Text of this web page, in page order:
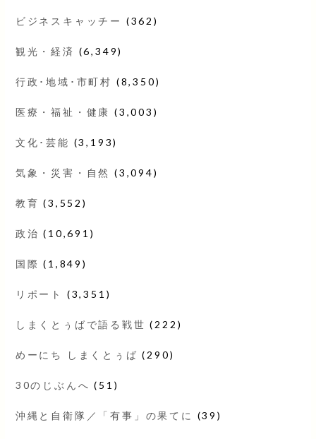
ビジネスキャッチー (362)
観光・経済 (6,349)
行政･地域･市町村 (8,350)
医療・福祉・健康 (3,003)
文化･芸能 (3,193)
気象・災害・自然 (3,094)
教育 (3,552)
政治 (10,691)
国際 (1,849)
リポート (3,351)
しまくとぅばで語る戦世 (222)
めーにち しまくとぅば (290)
30のじぶんへ (51)
沖縄と自衛隊／「有事」の果てに (39)